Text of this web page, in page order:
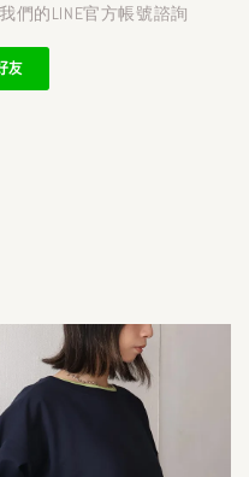
們的LINE官方帳號諮詢